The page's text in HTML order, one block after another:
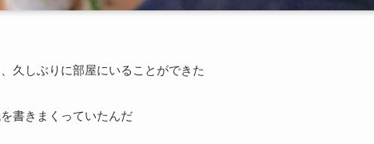
久しぶりに部屋にいることができた
書きまくっていたんだ